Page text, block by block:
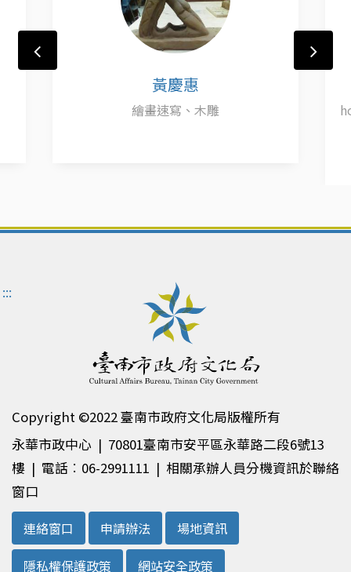
黃慶惠
繪畫速寫、木雕
:::
Copyright ©2022 臺南市政府文化局版權所有
永華市政中心 | 70801臺南市安平區永華路二段6號13
樓 | 電話︰06-2991111 | 相關承辦人員分機資訊於聯絡
窗口
連絡窗口
申請辦法
場地資訊
隱私權保護政策
網站安全政策